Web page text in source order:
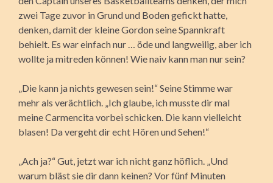
zwei Tage zuvor in Grund und Boden gefickt hatte,
denken, damit der kleine Gordon seine Spannkraft
behielt. Es war einfach nur … öde und langweilig, aber ich
wollte ja mitreden können! Wie naiv kann man nur sein?
„Die kann ja nichts gewesen sein!“ Seine Stimme war
mehr als verächtlich. „Ich glaube, ich musste dir mal
meine Carmencita vorbei schicken. Die kann vielleicht
blasen! Da vergeht dir echt Hören und Sehen!“
„Ach ja?“ Gut, jetzt war ich nicht ganz höflich. „Und
warum bläst sie dir dann keinen? Vor fünf Minuten